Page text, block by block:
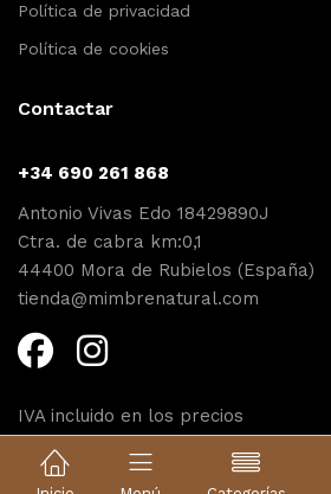
Política de privacidad
Política de cookies
Contactar
+34 690 261 868
Antonio Vivas Edo 18429890J
Ctra. de cabra km:0,1
44400 Mora de Rubielos (España)
tienda@mimbrenatural.com
IVA incluido en los precios
Diseño web Proyecta